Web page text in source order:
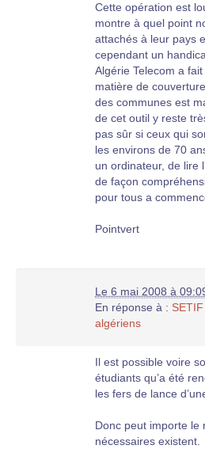
Cette opération est
montre à quel point
attachés à leur pays
cependant un
Algérie Telecom a
matière de
des communes est
de cet outil y reste
pas sûr si ceux qui
les environs de 70
un ordinateur, de lire
de façon
pour tous a
Pointvert
Le 6 mai 2008 à
En réponse à :
algériens
Il est possible voire
étudiants qu’a été
les fers de lance
Donc peut importe le
nécessaires existent.